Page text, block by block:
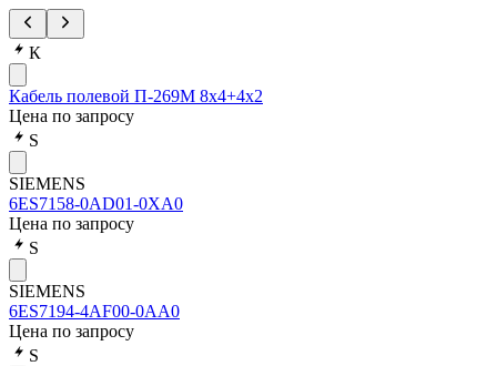
К
Кабель полевой П-269М 8х4+4х2
Цена по запросу
S
SIEMENS
6ES7158-0AD01-0XA0
Цена по запросу
S
SIEMENS
6ES7194-4AF00-0AA0
Цена по запросу
S